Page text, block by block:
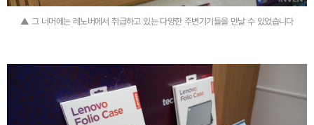
▲ 그 너머에는 레노버에서 취급하고 있는 다양한 주변기기들을 만날 수 있었습니다